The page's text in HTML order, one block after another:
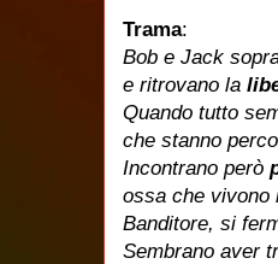
Trama:
Bob e Jack
e ritrovano la
Quando tutto
che stanno
Incontrano però
ossa che vivono
Banditore, si
Sembrano aver